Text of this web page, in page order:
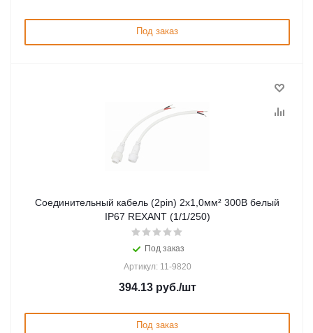
Под заказ
Соединительный кабель (2pin) 2х1,0мм² 300В белый
IP67 REXANT (1/1/250)
Под заказ
Артикул: 11-9820
394.13руб./шт
Под заказ